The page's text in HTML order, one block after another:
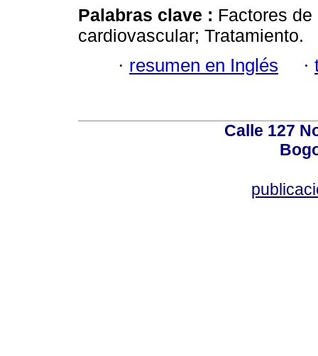
Palabras clave : Factores
cardiovascular; Tratamiento.
· resumen en Inglés ·
Calle 127